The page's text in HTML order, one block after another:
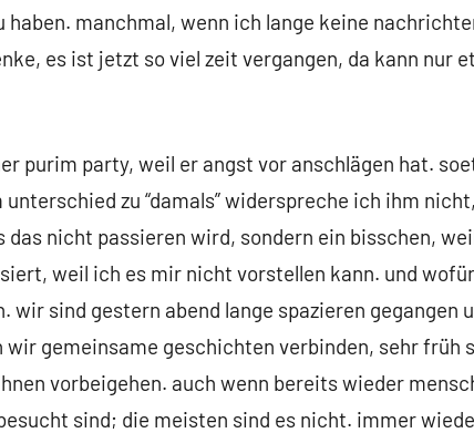
manchmal, wenn ich lange keine
es ist jetzt so viel zeit vergangen, da kann nur
purim party, weil er angst vor anschlägen hat.
zu “damals” widerspreche ich ihm
nicht passieren wird, sondern ein bisschen,
weil ich es mir nicht vorstellen kann. und
wir sind gestern abend lange spazieren gegangen
gemeinsame geschichten verbinden, sehr früh
vorbeigehen. auch wenn bereits wieder
sind; die meisten sind es nicht. immer